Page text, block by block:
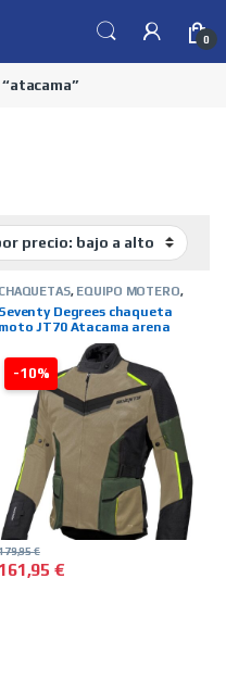
0
por precio: bajo a alto
Las opciones se
-10%
CHAQUETAS, EQUIPO MOTERO,
DEGREES ,TIENDA ON LINE,
VERANO
Seventy Degrees chaqueta
moto JT70 Atacama arena
161,95€
€
Este producto tiene múltiples